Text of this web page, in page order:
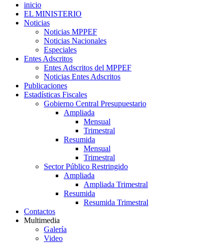
inicio
EL MINISTERIO
Noticias
Noticias MPPEF
Noticias Nacionales
Especiales
Entes Adscritos
Entes Adscritos del MPPEF
Noticias Entes Adscritos
Publicaciones
Estadísticas Fiscales
Gobierno Central Presupuestario
Ampliada
Mensual
Trimestral
Resumida
Mensual
Trimestral
Sector Público Restringido
Ampliada
Ampliada Trimestral
Resumida
Resumida Trimestral
Contactos
Multimedia
Galería
Video